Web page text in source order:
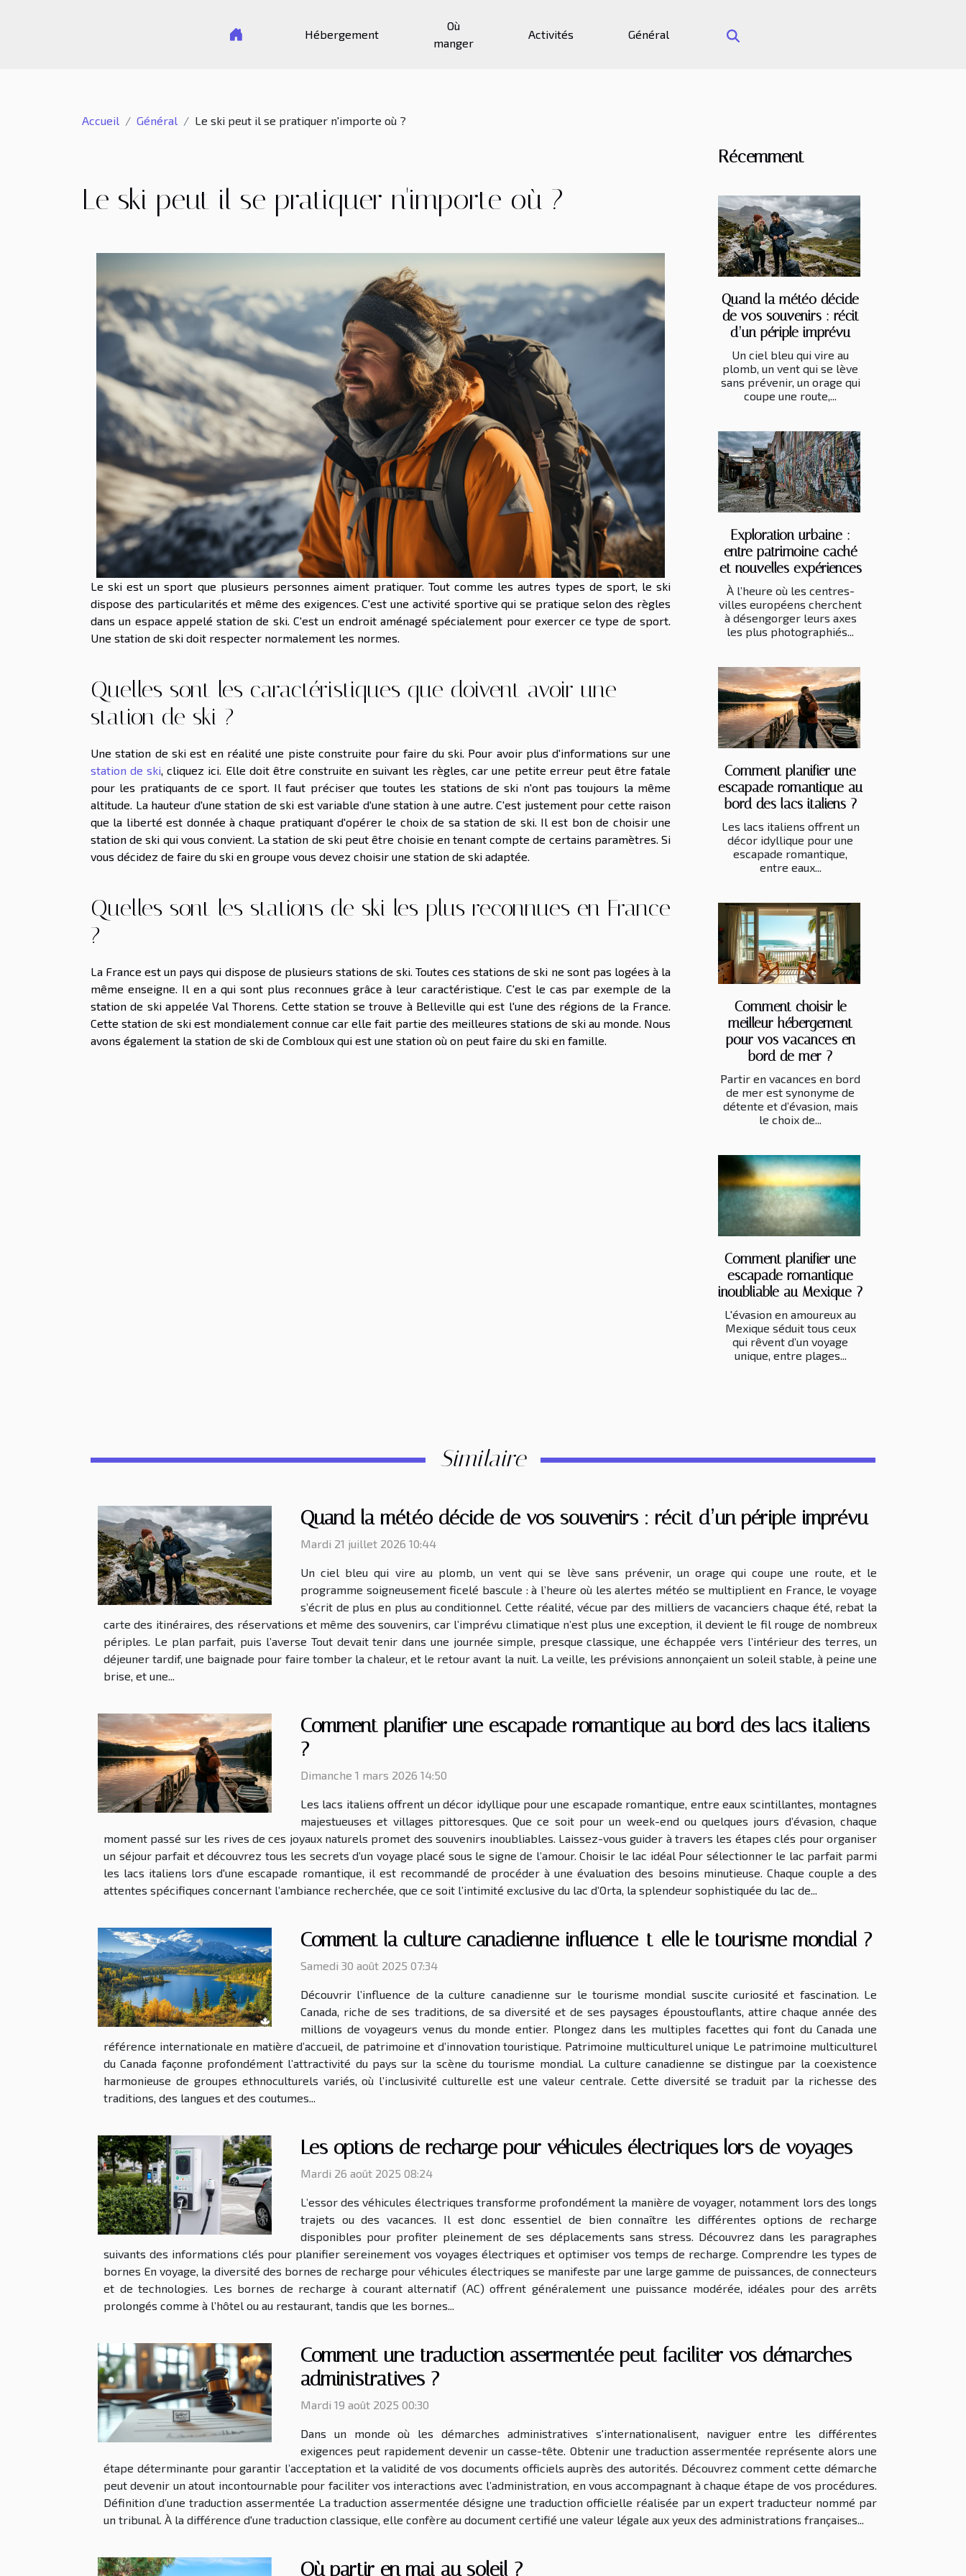
Hébergement
Où
manger
Activités Général
Accueil Général Le ski peut il se pratiquer n'importe où ?
Le ski peut il se pratiquer n'importe où ?
Le ski est un sport que plusieurs personnes aiment pratiquer. Tout comme les autres types de sport, le ski
dispose des particularités et même des exigences. C'est une activité sportive qui se pratique selon des règles
dans un espace appelé station de ski. C'est un endroit aménagé spécialement pour exercer ce type de sport.
Une station de ski doit respecter normalement les normes.
Quelles sont les caractéristiques que doivent avoir une
station de ski ?
Une station de ski est en réalité une piste construite pour faire du ski. Pour avoir plus d'informations sur une
station de ski , cliquez ici. Elle doit être construite en suivant les règles, car une petite erreur peut être fatale
pour les pratiquants de ce sport. Il faut préciser que toutes les stations de ski n'ont pas toujours la même
altitude. La hauteur d'une station de ski est variable d'une station à une autre. C'est justement pour cette raison
que la liberté est donnée à chaque pratiquant d'opérer le choix de sa station de ski. Il est bon de choisir une
station de ski qui vous convient. La station de ski peut être choisie en tenant compte de certains paramètres. Si
vous décidez de faire du ski en groupe vous devez choisir une station de ski adaptée.
Quelles sont les stations de ski les plus reconnues en France
?
La France est un pays qui dispose de plusieurs stations de ski. Toutes ces stations de ski ne sont pas logées à la
même enseigne. Il en a qui sont plus reconnues grâce à leur caractéristique. C'est le cas par exemple de la
station de ski appelée Val Thorens. Cette station se trouve à Belleville qui est l'une des régions de la France.
Cette station de ski est mondialement connue car elle fait partie des meilleures stations de ski au monde. Nous
avons également la station de ski de Combloux qui est une station où on peut faire du ski en famille.
Récemment
Quand la météo décide
de vos souvenirs : récit
d’un périple imprévu
Un ciel bleu qui vire au
plomb, un vent qui se lève
sans prévenir, un orage qui
coupe une route,...
Exploration urbaine :
entre patrimoine caché
et nouvelles expériences
À l’heure où les centres-
villes européens cherchent
à désengorger leurs axes
les plus photographiés...
Comment planifier une
escapade romantique au
bord des lacs italiens ?
Les lacs italiens offrent un
décor idyllique pour une
escapade romantique,
entre eaux...
Comment choisir le
meilleur hébergement
pour vos vacances en
bord de mer ?
Partir en vacances en bord
de mer est synonyme de
détente et d’évasion, mais
le choix de...
Comment planifier une
escapade romantique
inoubliable au Mexique ?
L'évasion en amoureux au
Mexique séduit tous ceux
qui rêvent d’un voyage
unique, entre plages...
Similaire
Quand la météo décide de vos souvenirs : récit d’un périple imprévu
Mardi 21 juillet 2026 10:44
Un ciel bleu qui vire au plomb, un vent qui se lève sans prévenir, un orage qui coupe une route, et le
programme soigneusement ficelé bascule : à l’heure où les alertes météo se multiplient en France, le voyage
s’écrit de plus en plus au conditionnel. Cette réalité, vécue par des milliers de vacanciers chaque été, rebat la
carte des itinéraires, des réservations et même des souvenirs, car l’imprévu climatique n’est plus une exception, il devient le fil rouge de nombreux
périples. Le plan parfait, puis l’averse Tout devait tenir dans une journée simple, presque classique, une échappée vers l’intérieur des terres, un
déjeuner tardif, une baignade pour faire tomber la chaleur, et le retour avant la nuit. La veille, les prévisions annonçaient un soleil stable, à peine une
brise, et une...
Comment planifier une escapade romantique au bord des lacs italiens
?
Dimanche 1 mars 2026 14:50
Les lacs italiens offrent un décor idyllique pour une escapade romantique, entre eaux scintillantes, montagnes
majestueuses et villages pittoresques. Que ce soit pour un week-end ou quelques jours d’évasion, chaque
moment passé sur les rives de ces joyaux naturels promet des souvenirs inoubliables. Laissez-vous guider à travers les étapes clés pour organiser
un séjour parfait et découvrez tous les secrets d’un voyage placé sous le signe de l’amour. Choisir le lac idéal Pour sélectionner le lac parfait parmi
les lacs italiens lors d'une escapade romantique, il est recommandé de procéder à une évaluation des besoins minutieuse. Chaque couple a des
attentes spécifiques concernant l’ambiance recherchée, que ce soit l’intimité exclusive du lac d’Orta, la splendeur sophistiquée du lac de...
Comment la culture canadienne influence-t-elle le tourisme mondial ?
Samedi 30 août 2025 07:34
Découvrir l’influence de la culture canadienne sur le tourisme mondial suscite curiosité et fascination. Le
Canada, riche de ses traditions, de sa diversité et de ses paysages époustouflants, attire chaque année des
millions de voyageurs venus du monde entier. Plongez dans les multiples facettes qui font du Canada une
référence internationale en matière d’accueil, de patrimoine et d’innovation touristique. Patrimoine multiculturel unique Le patrimoine multiculturel
du Canada façonne profondément l’attractivité du pays sur la scène du tourisme mondial. La culture canadienne se distingue par la coexistence
harmonieuse de groupes ethnoculturels variés, où l’inclusivité culturelle est une valeur centrale. Cette diversité se traduit par la richesse des
traditions, des langues et des coutumes...
Les options de recharge pour véhicules électriques lors de voyages
Mardi 26 août 2025 08:24
L’essor des véhicules électriques transforme profondément la manière de voyager, notamment lors des longs
trajets ou des vacances. Il est donc essentiel de bien connaître les différentes options de recharge
disponibles pour profiter pleinement de ses déplacements sans stress. Découvrez dans les paragraphes
suivants des informations clés pour planifier sereinement vos voyages électriques et optimiser vos temps de recharge. Comprendre les types de
bornes En voyage, la diversité des bornes de recharge pour véhicules électriques se manifeste par une large gamme de puissances, de connecteurs
et de technologies. Les bornes de recharge à courant alternatif (AC) offrent généralement une puissance modérée, idéales pour des arrêts
prolongés comme à l’hôtel ou au restaurant, tandis que les bornes...
Comment une traduction assermentée peut faciliter vos démarches
administratives ?
Mardi 19 août 2025 00:30
Dans un monde où les démarches administratives s'internationalisent, naviguer entre les différentes
exigences peut rapidement devenir un casse-tête. Obtenir une traduction assermentée représente alors une
étape déterminante pour garantir l’acceptation et la validité de vos documents officiels auprès des autorités. Découvrez comment cette démarche
peut devenir un atout incontournable pour faciliter vos interactions avec l’administration, en vous accompagnant à chaque étape de vos procédures.
Définition d’une traduction assermentée La traduction assermentée désigne une traduction officielle réalisée par un expert traducteur nommé par
un tribunal. À la différence d'une traduction classique, elle confère au document certifié une valeur légale aux yeux des administrations françaises...
Où partir en mai au soleil ?